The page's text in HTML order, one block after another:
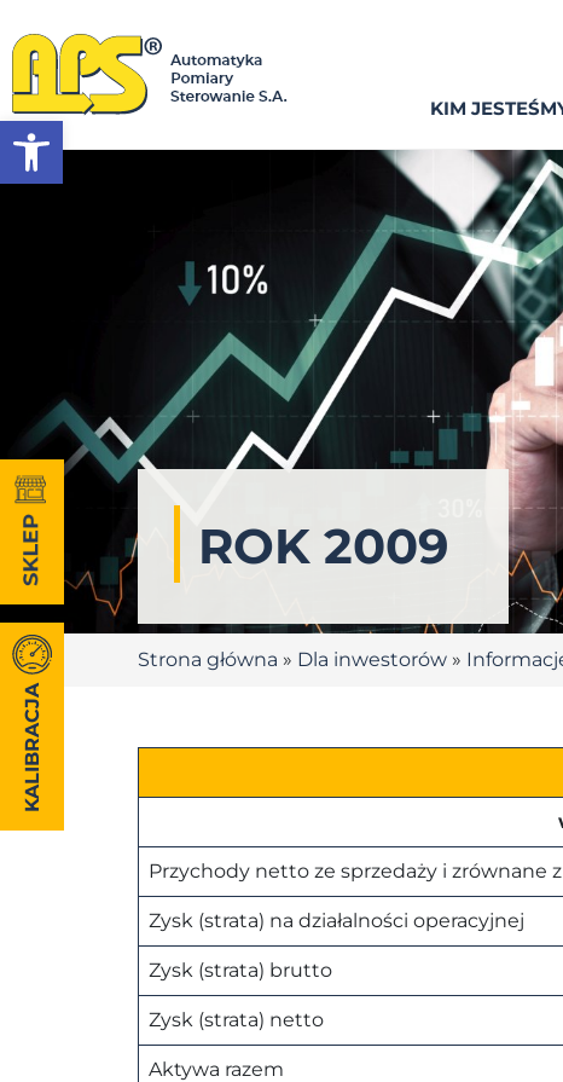
Otwórz pasek narzędzi KIM
ROK 2009
Strona główna » Dla inwestorów »
Przychody netto ze sprzedaży i zrównane
Zysk (strata) na działalności operacyjnej
Zysk (strata) brutto
Zysk (strata) netto
Aktywa razem
KALIBRACJA